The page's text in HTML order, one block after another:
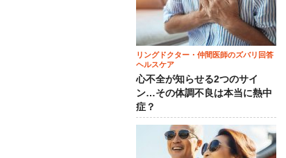
リングドクター・仲間医師のズバリ回答
ヘルスケア
心不全が知らせる2つのサイ
ン…その体調不良は本当に熱中
症？